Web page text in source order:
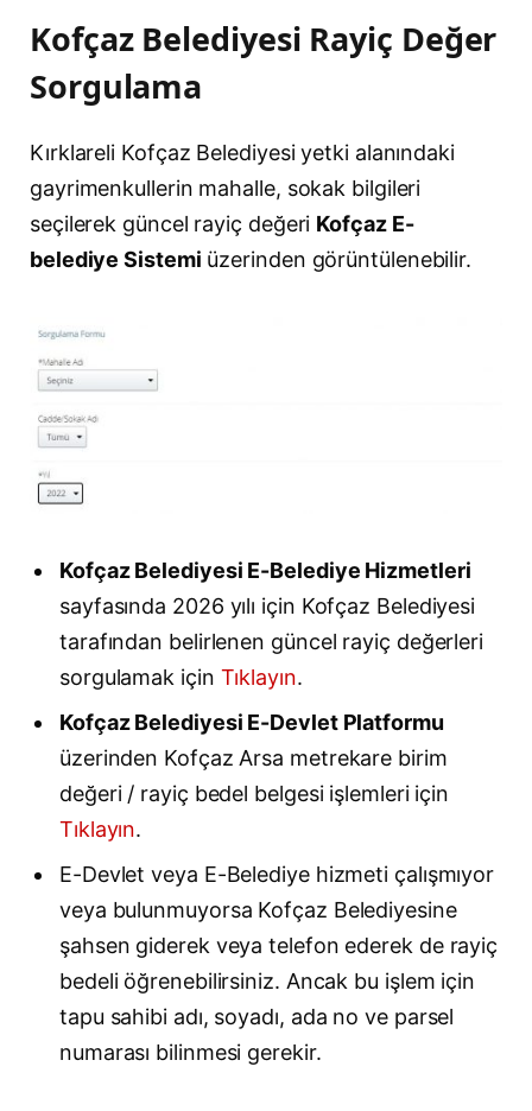
Kofçaz Belediyesi Rayiç Değer
Sorgulama
Kırklareli Kofçaz Belediyesi yetki alanındaki
gayrimenkullerin mahalle, sokak bilgileri
seçilerek güncel rayiç değeri Kofçaz E-
belediye Sistemi üzerinden görüntülenebilir.
Kofçaz Belediyesi E-Belediye Hizmetleri
sayfasında 2026 yılı için Kofçaz Belediyesi
tarafından belirlenen güncel rayiç değerleri
sorgulamak için Tıklayın.
Kofçaz Belediyesi E-Devlet Platformu
üzerinden Kofçaz Arsa metrekare birim
değeri / rayiç bedel belgesi işlemleri için
Tıklayın.
E-Devlet veya E-Belediye hizmeti çalışmıyor
veya bulunmuyorsa Kofçaz Belediyesine
şahsen giderek veya telefon ederek de rayiç
bedeli öğrenebilirsiniz. Ancak bu işlem için
tapu sahibi adı, soyadı, ada no ve parsel
numarası bilinmesi gerekir.